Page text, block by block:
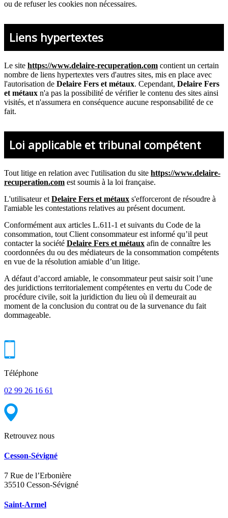
ou de refuser les cookies non nécessaires.
Liens hypertextes
Le site https://www.delaire-recuperation.com contient un certain
nombre de liens hypertextes vers d'autres sites, mis en place avec
l'autorisation de Delaire Fers et métaux. Cependant, Delaire Fers
et métaux n'a pas la possibilité de vérifier le contenu des sites ainsi
visités, et n'assumera en conséquence aucune responsabilité de ce
fait.
Loi applicable et tribunal compétent
Tout litige en relation avec l'utilisation du site https://www.delaire-
recuperation.com est soumis à la loi française.
L'utilisateur et Delaire Fers et métaux s'efforceront de résoudre à
l'amiable les contestations relatives au présent document.
Conformément aux articles L.611-1 et suivants du Code de la
consommation, tout Client consommateur est informé qu’il peut
contacter la société Delaire Fers et métaux afin de connaître les
coordonnées du ou des médiateurs de la consommation compétents
en vue de la résolution amiable d’un litige.
A défaut d’accord amiable, le consommateur peut saisir soit l’une
des juridictions territorialement compétentes en vertu du Code de
procédure civile, soit la juridiction du lieu où il demeurait au
moment de la conclusion du contrat ou de la survenance du fait
dommageable.
Téléphone
02 99 26 16 61
Retrouvez nous
Cesson-Sévigné
7 Rue de l’Erbonière
35510 Cesson-Sévigné
Saint-Armel